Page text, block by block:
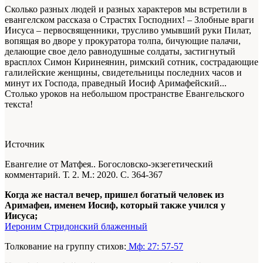
Сколько разных людей и разных характеров мы встретили в
евангелском рассказа о Страстях Господних! – Злобные враги
Иисуса – первосвященники, трусливо умывший руки Пилат,
вопящая во дворе у прокуратора толпа, бичующие палачи,
делающие свое дело равнодушные солдаты, застигнутый
врасплох Симон Киринеянин, римский сотник, сострадающие
галилейские женщины, свидетельницы последних часов и
минут их Господа, праведный Иосиф Аримафейский...
Столько уроков на небольшом пространстве Евангельского
текста!
Источник
Евангелие от Матфея.. Богословско-экзегетический
комментарий. Т. 2. М.: 2020. С. 364-367
Когда же настал вечер, пришел богатый человек из
Аримафеи, именем Иосиф, который также учился у
Иисуса;
Иероним Стридонский блаженный
Толкование на группу стихов: Мф: 27: 57-57